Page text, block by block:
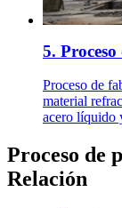
5.
Proceso de
material
acero líquido
Proceso de
Relación